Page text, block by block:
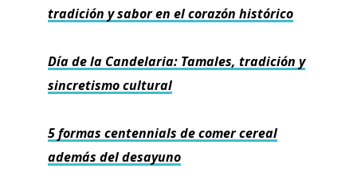
tradición y sabor en el corazón histórico
Día de la Candelaria: Tamales, tradición y
sincretismo cultural
5 formas centennials de comer cereal
además del desayuno